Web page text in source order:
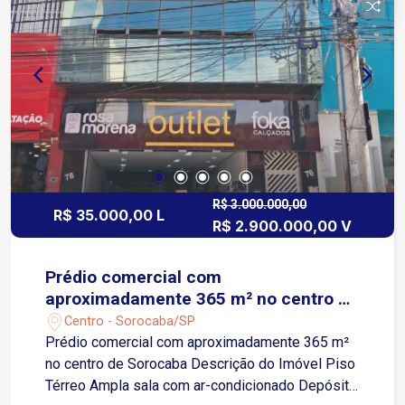
São Paulo, facilitando o acesso a diferentes
bairros e regiões A 3 minutos da Avenida Dom
Aguirre, corredor estratégico com ligação rápida a
outras zonas da cidade Região com ampla oferta
de comércios, bancos, restaurantes,
estacionamentos e transporte público, ideal para
instalação de empresas e atendimento ao
público Agende já sua visita!
R$ 35.000,00 L
R$ 3.000.000,00
R$ 2.900.000,00 V
Prédio comercial com
aproximadamente 365 m² no centro de
Sorocaba
Centro - Sorocaba/SP
Prédio comercial com aproximadamente 365 m²
no centro de Sorocaba Descrição do Imóvel Piso
Térreo Ampla sala com ar-condicionado Depósito